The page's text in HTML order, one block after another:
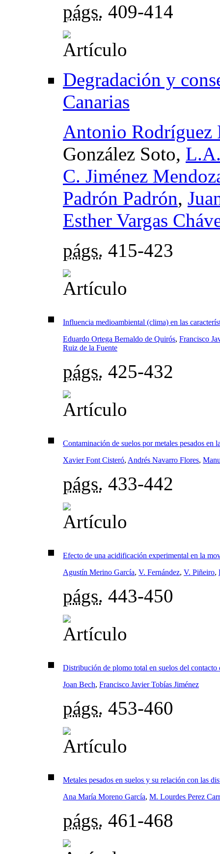
págs. 409-414
Degradación y
Canarias
Antonio Rodríguez
González Soto,
C. Jiménez
Padrón Padrón,
Esther Vargas
págs. 415-423
Influencia medioambiental (clima) en las
Eduardo Ortega Bernaldo de Quirós, Francisco
Ruiz de la Fuente
págs. 425-432
Contaminación de suelos por metales pesados
Xavier Font Cisteró, Andrés Navarro Flores,
págs. 433-442
Efecto de una acidificación experimental en la
Agustín Merino García, V. Fernández, V. Piñeiro,
págs. 443-450
Distribución de plomo total en suelos del
Joan Bech, Francisco Javier Tobías Jiménez
págs. 453-460
Metales pesados en suelos y su relación con las
Ana María Moreno García, M. Lourdes Perez
págs. 461-468